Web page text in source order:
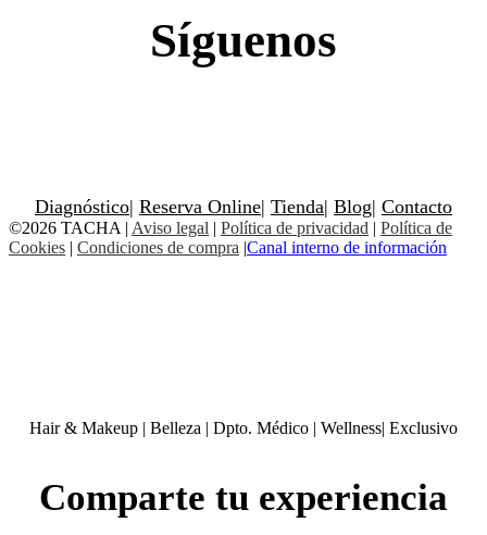
Síguenos
Diagnóstico| Reserva Online| Tienda| Blog| Contacto
©2026 TACHA | Aviso legal | Política de privacidad | Política de
Cookies | Condiciones de compra |Canal interno de información
Hair & Makeup | Belleza | Dpto. Médico | Wellness| Exclusivo
Comparte tu experiencia